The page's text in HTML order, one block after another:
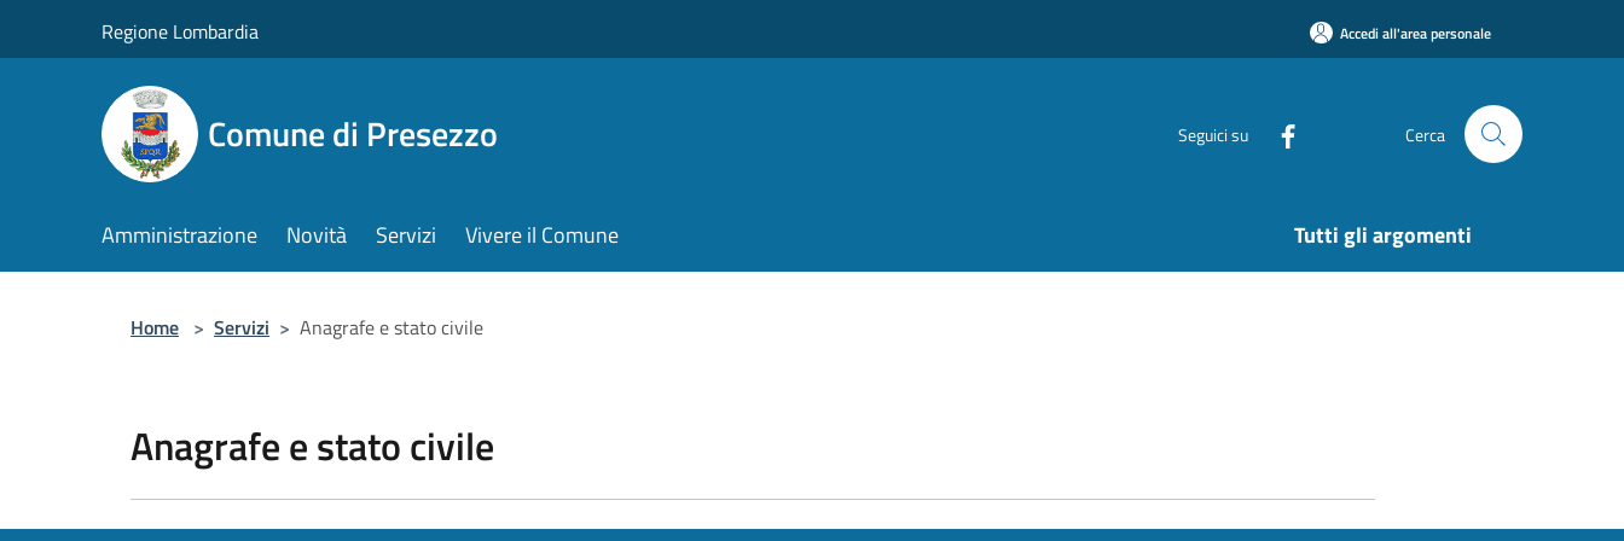
Regione Lombardia Accedi all'area personale
Comune di Presezzo Seguici su Cerca
Amministrazione Novità Servizi Vivere il Comune Tutti gli argomenti
Home > Servizi > Anagrafe e stato civile
Anagrafe e stato civile